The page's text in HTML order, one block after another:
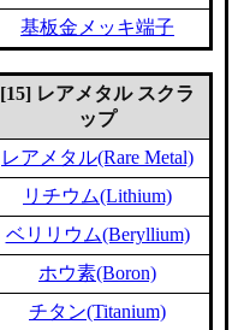
基板金メッキ端子
[15] レアメタル スクラ
ップ
レアメタル(Rare Metal)
リチウム(Lithium)
ベリリウム(Beryllium)
ホウ素(Boron)
チタン(Titanium)